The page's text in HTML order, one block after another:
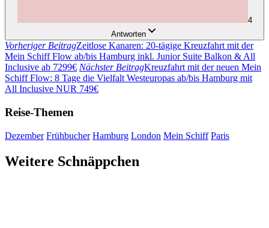
4
Antworten
Vorheriger BeitragZeitlose Kanaren: 20-tägige Kreuzfahrt mit der
Mein Schiff Flow ab/bis Hamburg inkl. Junior Suite Balkon & All
Inclusive ab 7299€ Nächster BeitragKreuzfahrt mit der neuen Mein
Schiff Flow: 8 Tage die Vielfalt Westeuropas ab/bis Hamburg mit
All Inclusive NUR 749€
Reise-Themen
Dezember Frühbucher Hamburg London Mein Schiff Paris
Weitere Schnäppchen